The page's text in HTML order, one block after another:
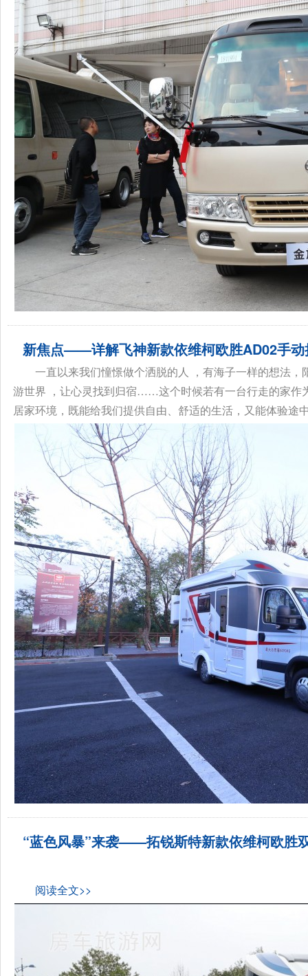
新焦点——详解飞神新款依维柯欧胜AD02手动
一直以来我们憧憬做个洒脱的人 ，有海子一样的想法
游世界 ，让心灵找到归宿……这个时候若有一台行走的家作
居家环境，既能给我们提供自由、舒适的生活，又能体验途
“蓝色风暴”来袭——拓锐斯特新款依维柯欧胜
阅读全文>>